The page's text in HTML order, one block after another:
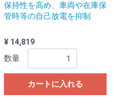
保持性を高め、車両や在庫保
管時等の自己放電を抑制
¥ 14,819
数量
カートに入れる